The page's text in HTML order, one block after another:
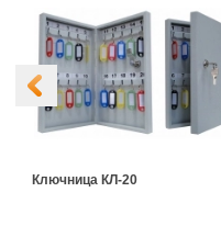
Ключница КЛ-20